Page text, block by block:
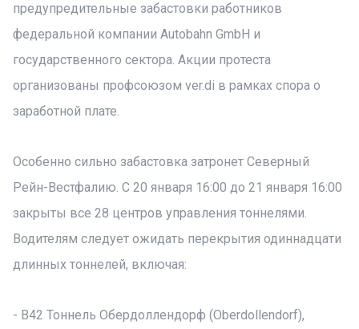
предупредительные забастовки работников
федеральной компании Autobahn GmbH и
государственного сектора. Акции протеста
организованы профсоюзом ver.di в рамках спора о
заработной плате.
Особенно сильно забастовка затронет Северный
Рейн-Вестфалию. С 20 января 16:00 до 21 января 16:00
закрыты все 28 центров управления тоннелями.
Водителям следует ожидать перекрытия одиннадцати
длинных тоннелей, включая:
- B42 Тоннель Обердоллендорф (Oberdollendorf),